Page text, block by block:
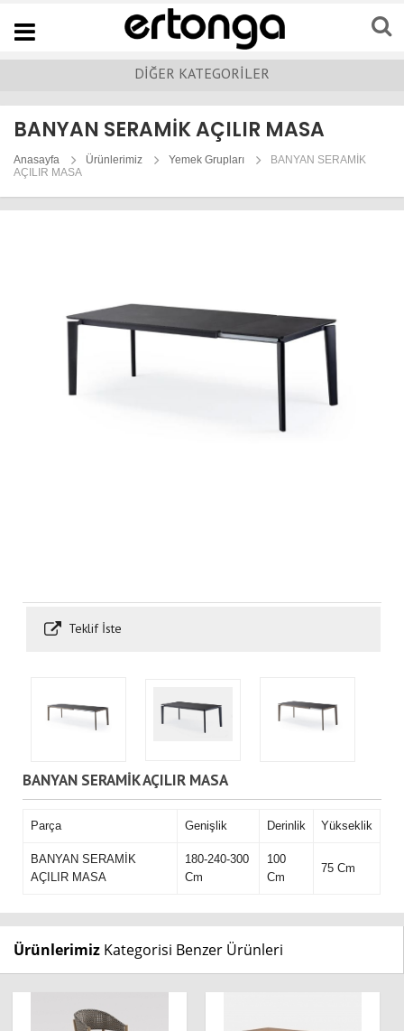
Navigation
DİĞER KATEGORİLER
BANYAN SERAMİK AÇILIR MASA
Anasayfa Ürünlerimiz Yemek Grupları
BANYAN SERAMİK
AÇILIR MASA
Teklif İste
BANYAN SERAMİK AÇILIR MASA
Parça Genişlik Derinlik Yükseklik
BANYAN SERAMİK
AÇILIR MASA
180-240-300
Cm
100
Cm
75 Cm
Ürünlerimiz Kategorisi Benzer Ürünleri